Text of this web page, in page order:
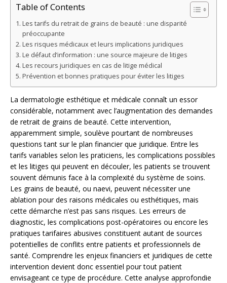
Table of Contents
Les tarifs du retrait de grains de beauté : une disparité
préoccupante
Les risques médicaux et leurs implications juridiques
Le défaut d’information : une source majeure de litiges
Les recours juridiques en cas de litige médical
Prévention et bonnes pratiques pour éviter les litiges
La dermatologie esthétique et médicale connaît un essor
considérable, notamment avec l’augmentation des demandes
de retrait de grains de beauté. Cette intervention,
apparemment simple, soulève pourtant de nombreuses
questions tant sur le plan financier que juridique. Entre les
tarifs variables selon les praticiens, les complications possibles
et les litiges qui peuvent en découler, les patients se trouvent
souvent démunis face à la complexité du système de soins.
Les grains de beauté, ou naevi, peuvent nécessiter une
ablation pour des raisons médicales ou esthétiques, mais
cette démarche n’est pas sans risques. Les erreurs de
diagnostic, les complications post-opératoires ou encore les
pratiques tarifaires abusives constituent autant de sources
potentielles de conflits entre patients et professionnels de
santé. Comprendre les enjeux financiers et juridiques de cette
intervention devient donc essentiel pour tout patient
envisageant ce type de procédure. Cette analyse approfondie